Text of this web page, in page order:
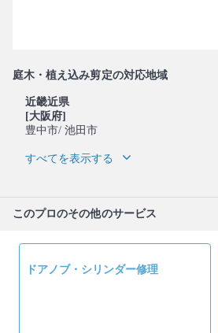
庭木・植え込み剪定の対応地域
近畿近県
[大阪府]
豊中市/ 池田市
すべてを表示する
このプロのその他のサービス
ドアノブ・シリンダー修理